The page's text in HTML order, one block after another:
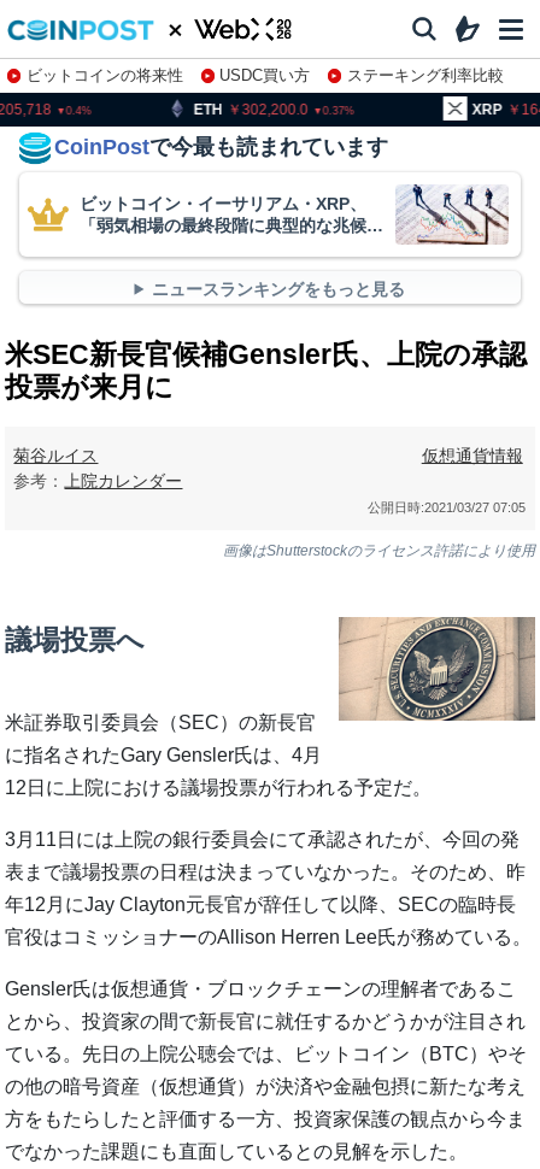
ビットコインの将来性 USDC買い方
ステーキング利率比較
株特集・関連銘柄
ETH 302,200.0 XRP 164.37
CoinPostで今最も読まれています
ビットコイン・イーサリアム・XRP、
「弱気相場の最終段階に典型的な兆候」
ニュースランキングをもっと見る
米SEC新長官候補Gensler氏、上院の承認
投票が来月に
菊谷ルイス
参考：
上院カレンダー
仮想通貨情報
公開日時:2021/03/27 07:05
画像はShutterstockのライセンス許諾により使用
議場投票へ
米証券取引委員会（SEC）の新長官
に指名されたGary Gensler氏は、4月
12日に上院における議場投票が行われる予定だ。
3月11日には上院の銀行委員会にて承認されたが、今回の発
表まで議場投票の日程は決まっていなかった。そのため、昨
年12月にJay Clayton元長官が辞任して以降、SECの臨時長
官役はコミッショナーのAllison Herren Lee氏が務めている。
Gensler氏は仮想通貨・ブロックチェーンの理解者であるこ
とから、投資家の間で新長官に就任するかどうかが注目され
ている。先日の上院公聴会では、ビットコイン（BTC）やそ
の他の暗号資産（仮想通貨）が決済や金融包摂に新たな考え
方をもたらしたと評価する一方、投資家保護の観点から今ま
でなかった課題にも直面しているとの見解を示した。